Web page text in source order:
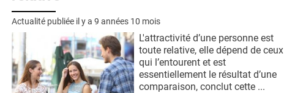
Actualité publiée il y a 9 années 10 mois
L'attractivité d’une personne est
toute relative, elle dépend de ceux
qui l’entourent et est
essentiellement le résultat d’une
comparaison, conclut cette ...